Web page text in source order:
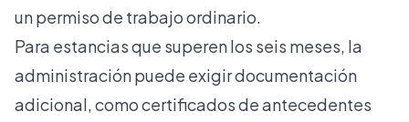
un permiso de trabajo ordinario.
Para estancias que superen los seis meses, la
administración puede exigir documentación
adicional, como certificados de antecedentes